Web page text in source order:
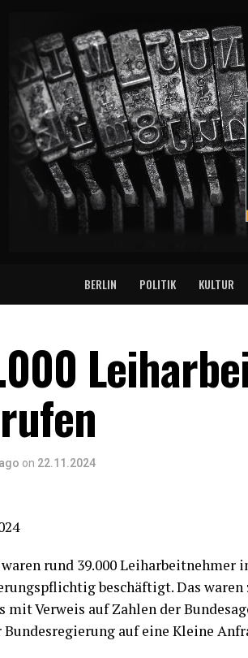
BERLIN POLITIK KULTUR
on 22.11.2024
rund 39.000 Leiharbeitnehmer
beschäftigt. Das waren
mit Verweis auf Zahlen der
Bundesregierung auf eine Kleine